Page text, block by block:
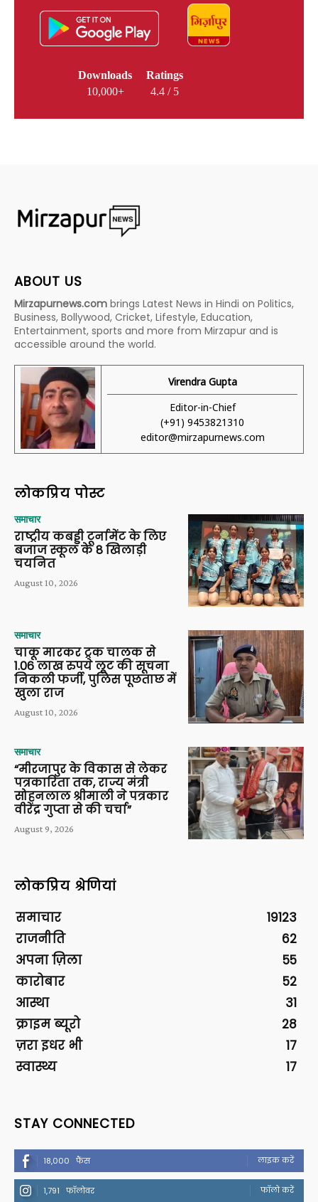
Downloads
10,000+
Ratings
4.4 / 5
ABOUT US
Mirzapurnews.com brings Latest News in Hindi on Politics,
Business, Bollywood, Cricket, Lifestyle, Education,
Entertainment, sports and more from Mirzapur and is
accessible around the world.
Virendra Gupta
Editor-in-Chief
(+91) 9453821310
editor@mirzapurnews.com
लोकप्रिय पोस्ट
समाचार
राष्ट्रीय कबड्डी टूर्नामेंट के लिए
बजाज स्कूल के 8 खिलाड़ी
चयनित
August 10, 2026
समाचार
चाकू मारकर ट्रक चालक से
1.06 लाख रुपये लूट की सूचना
निकली फर्जी, पुलिस पूछताछ में
खुला राज
August 10, 2026
समाचार
“मीरजापुर के विकास से लेकर
पत्रकारिता तक, राज्य मंत्री
सोहनलाल श्रीमाली ने पत्रकार
वीरेंद्र गुप्ता से की चर्चा”
August 9, 2026
लोकप्रिय श्रेणियां
समाचार
19123
राजनीति
62
अपना ज़िला
55
कारोबार
52
आस्था
31
क्राइम ब्यूरो
28
ज़रा इधर भी
17
स्वास्थ्य
17
STAY CONNECTED
18,000 फैंस लाइक करें
1,791 फॉलोवर फॉलो करें